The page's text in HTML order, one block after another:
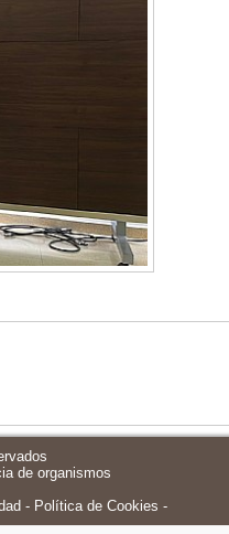
de organismos
- Política de Cookies